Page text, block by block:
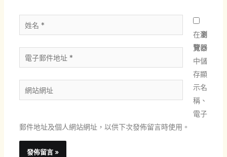
名
*
電
子
郵
件
*
站
址
在瀏
覽器
中儲
存顯
示名
稱、
電子
郵件地址及個人網站網址，以供下次發佈留言時使用。